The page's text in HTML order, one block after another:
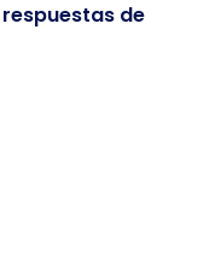
respuestas de